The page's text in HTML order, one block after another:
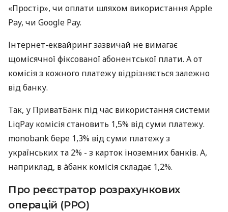
«Простір», чи оплати шляхом використання Apple
Pay, чи Google Pay.
Інтернет-еквайринг зазвичай не вимагає
щомісячної фіксованої абонентської плати. А от
комісія з кожного платежу відрізняється залежно
від банку.
Так, у ПриватБанк під час використання системи
LiqPay комісія становить 1,5% від суми платежу.
monobank бере 1,3% від суми платежу з
українських та 2% - з карток іноземних банків. А,
наприклад, в àбанк комісія складає 1,2%.
Про реєстратор розрахункових
операцій (РРО)